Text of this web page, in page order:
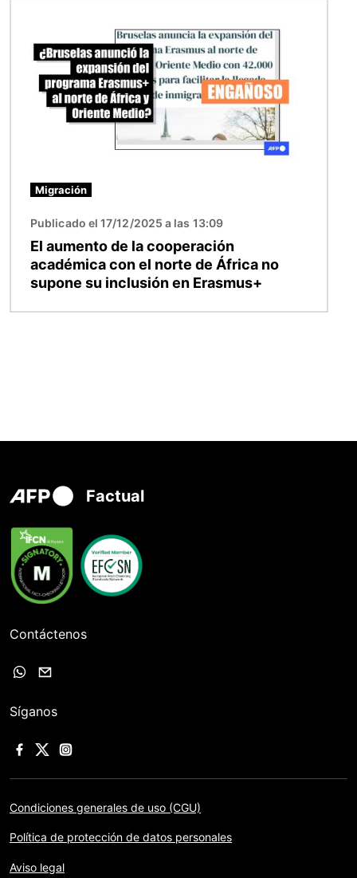
Migración
Publicado el 17/12/2025 a las 13:09
El aumento de la cooperación
académica con el norte de África no
supone su inclusión en Erasmus+
Factual
Contáctenos
Síganos
Condiciones generales de uso (CGU)
Política de protección de datos personales
Aviso legal